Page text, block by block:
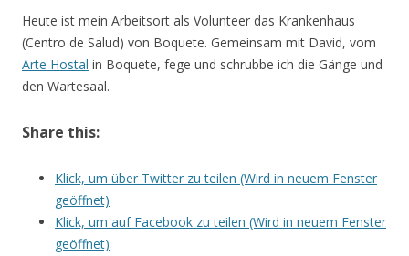
Heute ist mein Arbeitsort als Volunteer das Krankenhaus
(Centro de Salud) von Boquete. Gemeinsam mit David, vom
Arte Hostal in Boquete, fege und schrubbe ich die Gänge und
den Wartesaal.
Share this:
Klick, um über Twitter zu teilen (Wird in neuem Fenster
geöffnet)
Klick, um auf Facebook zu teilen (Wird in neuem Fenster
geöffnet)